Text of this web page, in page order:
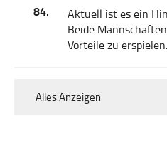
84.
Aktuell ist es ein
Beide
Vorteile zu erspielen.
Alles Anzeigen